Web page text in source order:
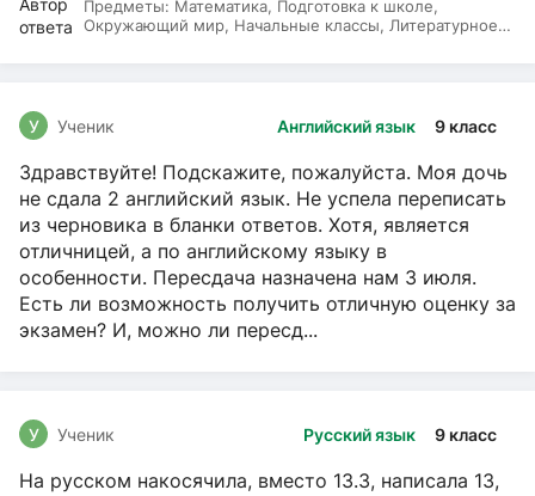
Предметы: Математика, Подготовка к школе,
Окружающий мир, Начальные классы, Литературное
Английский язык 9 класс
У Ученик
Здравствуйте! Подскажите, пожалуйста. Моя дочь
не сдала 2 английский язык. Не успела переписать
из черновика в бланки ответов. Хотя, является
отличницей, а по английскому языку в
особенности. Пересдача назначена нам 3 июля.
Есть ли возможность получить отличную оценку за
экзамен? И, можно ли пересд...
Русский язык 9 класс
У Ученик
На русском накосячила, вместо 13.3, написала 13,